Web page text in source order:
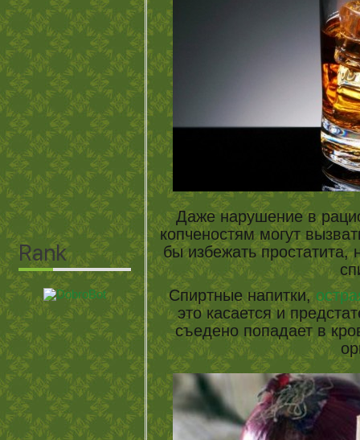
Даже нарушение в
копченостям могут
бы избежать простатита,
Спиртные напитки,
это касается и
съедено попадает в